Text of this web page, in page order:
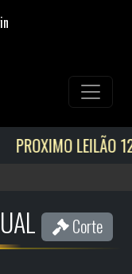
LEILÃO 12/08!
Corte